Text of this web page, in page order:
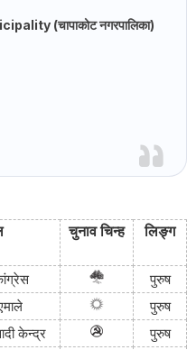
(चापाकोट नगरपालिका)
चुनाव चिन्ह लिङ्ग
पुरुष
पुरुष
केन्द्र
पुरुष